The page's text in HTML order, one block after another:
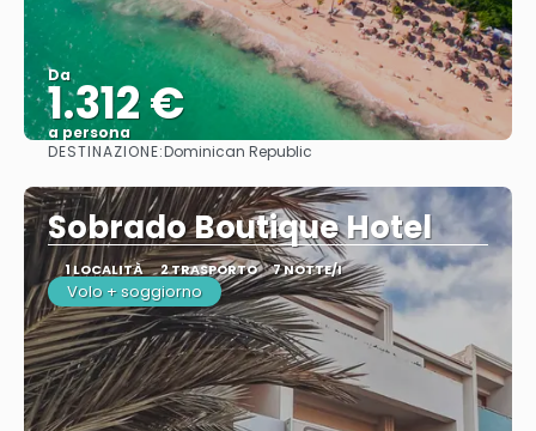
Da
1.312 €
a persona
Vedere
DESTINAZIONE:Dominican Republic
Sobrado Boutique Hotel
1 LOCALITÀ 2 TRASPORTO 7 NOTTE/I
Volo + soggiorno